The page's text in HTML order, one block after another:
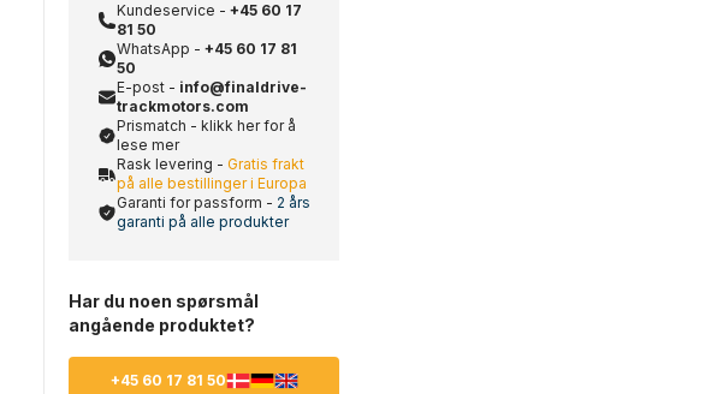
Kundeservice - +45 60 17
81 50
WhatsApp - +45 60 17 81
50
E-post - info@finaldrive-
trackmotors.com
Prismatch - klikk her for å
lese mer
Rask levering - Gratis frakt
på alle bestillinger i Europa
Garanti for passform - 2 års
garanti på alle produkter
Har du noen spørsmål
angående produktet?
+45 60 17 81 50